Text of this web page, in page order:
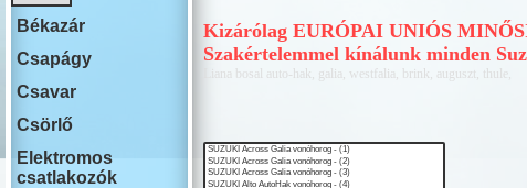
FORD
GONOW
HONDA
ISUZU
Kizárólag EURÓPAI UNIÓS
Szakértelemmel kínálunk minden
Liana bosal auto-hak, galia, westfalia, brink, auguszt, thule,
Békazár
Csapágy
Csavar
Csörlő
Elektromos
csatlakozók